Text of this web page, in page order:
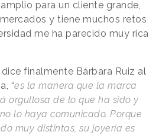
para un cliente grande,
y tiene muchos retos
me ha parecido muy rica
dice finalmente Bárbara Ruiz al
“es la manera que la marca
orgullosa de lo que ha sido y
lo haya comunicado. Porque
muy distintas, su joyería es